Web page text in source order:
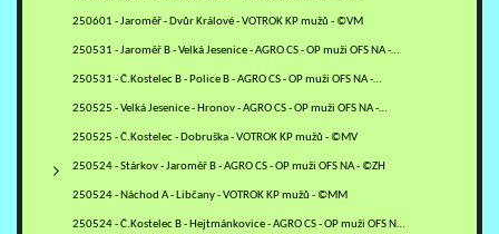
250601 - Jaroměř - Dvůr Králové - VOTROK KP mužů - ©VM
250531 - Jaroměř B - Velká Jesenice - AGRO CS - OP muži OFS NA -…
250531 - Č.Kostelec B - Police B - AGRO CS - OP muži OFS NA -…
250525 - Velká Jesenice - Hronov - AGRO CS - OP muži OFS NA -…
250525 - Č.Kostelec - Dobruška - VOTROK KP mužů - ©MV
250524 - Stárkov - Jaroměř B - AGRO CS - OP muži OFS NA - ©ZH
250524 - Náchod A - Libčany - VOTROK KP mužů - ©MM
250524 - Č.Kostelec B - Hejtmánkovice - AGRO CS - OP muži OFS NA…